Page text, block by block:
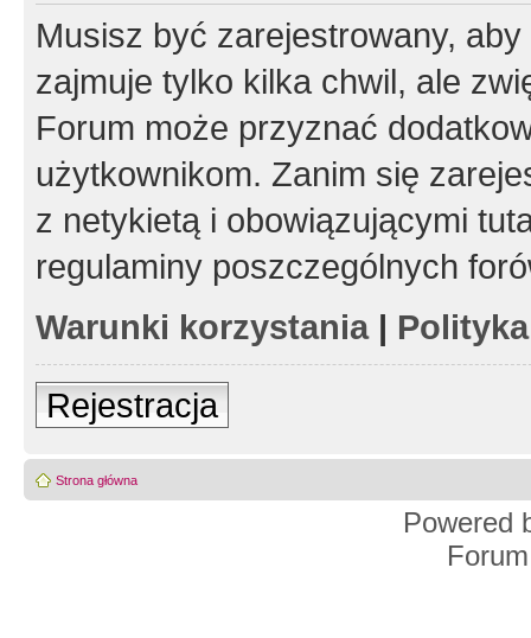
Musisz być zarejestrowany,
zajmuje tylko kilka chwil, ale
Forum może przyznać
użytkownikom. Zanim się
z netykietą i obowiązującymi
regulaminy poszczególnych
Warunki korzystania|
Rejestracja
Strona główna
Powered